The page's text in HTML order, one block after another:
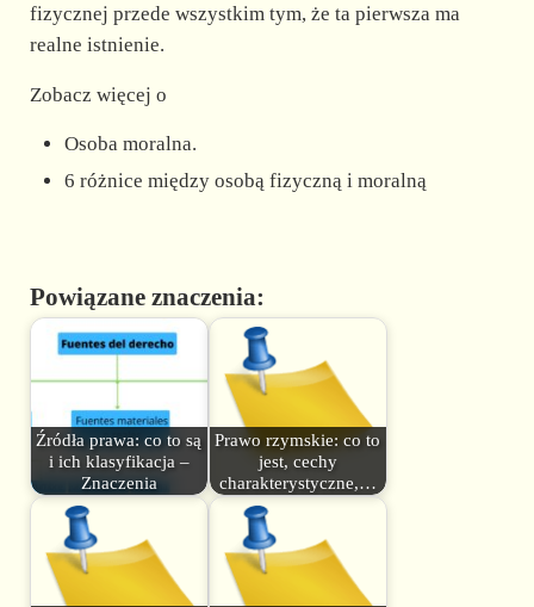
fizycznej przede wszystkim tym, że ta pierwsza ma
realne istnienie.
Zobacz więcej o
Osoba moralna.
6 różnice między osobą fizyczną i moralną
Powiązane znaczenia:
Źródła prawa: co to są
i ich klasyfikacja –
Znaczenia
Prawo rzymskie: co to
jest, cechy
charakterystyczne,…